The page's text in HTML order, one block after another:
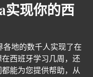
实现你的西
地的数千人实现了在
西班牙学习几周，还
能为您提供帮助，从